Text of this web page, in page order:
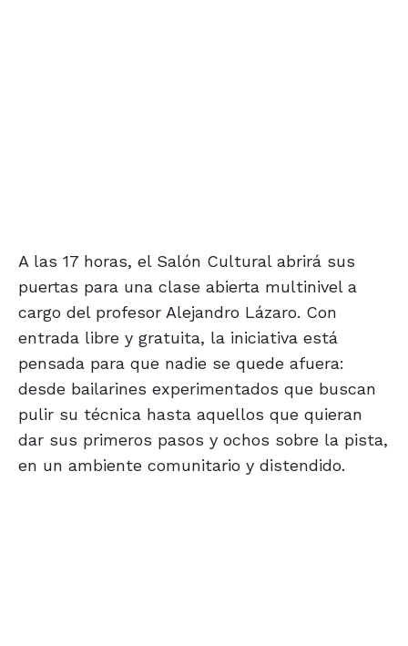
A las 17 horas, el Salón Cultural abrirá sus
puertas para una clase abierta multinivel a
cargo del profesor Alejandro Lázaro. Con
entrada libre y gratuita, la iniciativa está
pensada para que nadie se quede afuera:
desde bailarines experimentados que buscan
pulir su técnica hasta aquellos que quieran
dar sus primeros pasos y ochos sobre la pista,
en un ambiente comunitario y distendido.